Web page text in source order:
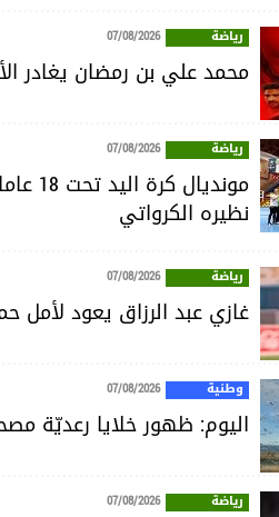
رياضة 07/08/2026
محمد علي بن رمضان يغادر
رياضة 07/08/2026
نظيره الكرواتي
رياضة 07/08/2026
غازي عبد الرزاق يعود
وطنية 07/08/2026
اليوم: ظهور خلايا رعديّة
رياضة 07/08/2026